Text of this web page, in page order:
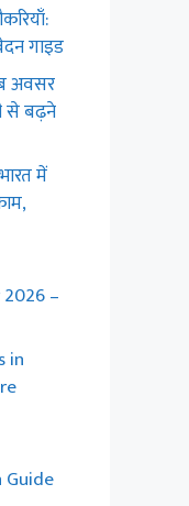
गाइड
अवसर
से बढ़ने
में
–
in